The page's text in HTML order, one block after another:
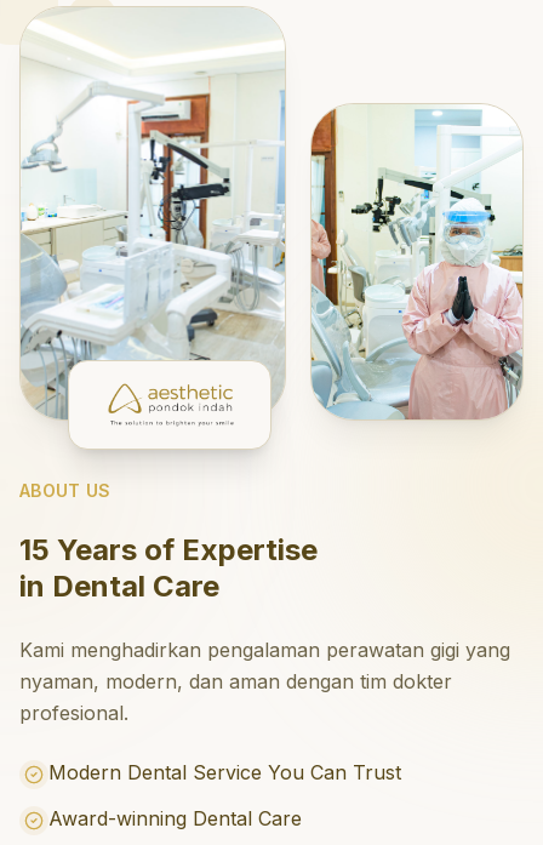
ABOUT US
15 Years of Expertise
in Dental Care
Kami menghadirkan pengalaman perawatan gigi yang
nyaman, modern, dan aman dengan tim dokter
profesional.
Modern Dental Service You Can Trust
Award-winning Dental Care